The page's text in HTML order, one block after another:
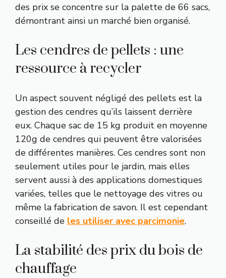
des prix se concentre sur la palette de 66 sacs,
démontrant ainsi un marché bien organisé.
Les cendres de pellets : une
ressource à recycler
Un aspect souvent négligé des pellets est la
gestion des cendres qu’ils laissent derrière
eux. Chaque sac de 15 kg produit en moyenne
120g de cendres qui peuvent être valorisées
de différentes manières. Ces cendres sont non
seulement utiles pour le jardin, mais elles
servent aussi à des applications domestiques
variées, telles que le nettoyage des vitres ou
même la fabrication de savon. Il est cependant
conseillé de les utiliser avec parcimonie.
La stabilité des prix du bois de
chauffage